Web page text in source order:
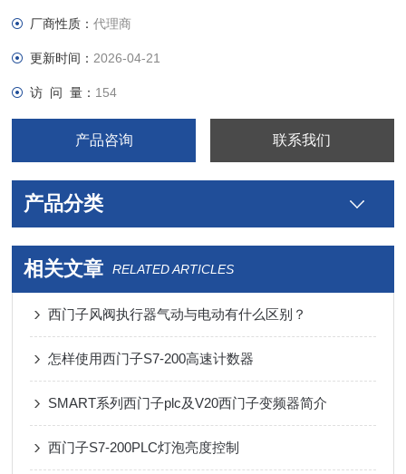
厂商性质：代理商
更新时间： 2026-04-21
访 问 量： 154
产品咨询 联系我们
产品分类
相关文章 RELATED ARTICLES
西门子风阀执行器气动与电动有什么区别？
怎样使用西门子S7-200高速计数器
SMART系列西门子plc及V20西门子变频器简介
西门子S7-200PLC灯泡亮度控制